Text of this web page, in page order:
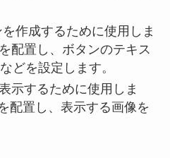
作成するために使用しま
配置し、ボタンのテキス
どを設定します。
示するために使用しま
配置し、表示する画像を